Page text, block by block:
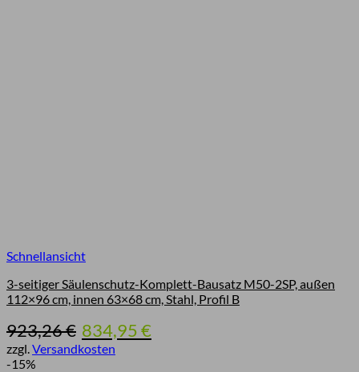
Schnellansicht
3-seitiger Säulenschutz-Komplett-Bausatz M50-2SP, außen
112×96 cm, innen 63×68 cm, Stahl, Profil B
923,26€ Ursprünglicher
Preis
war:
834,95€
Preis
zzgl.Versandkosten
-15%